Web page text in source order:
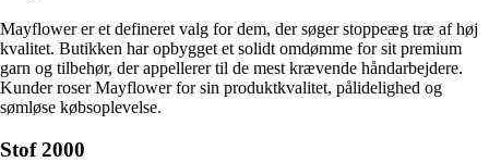
Mayflower er et defineret valg for dem, der søger stoppeæg træ af høj
kvalitet. Butikken har opbygget et solidt omdømme for sit premium
garn og tilbehør, der appellerer til de mest krævende håndarbejdere.
Kunder roser Mayflower for sin produktkvalitet, pålidelighed og
sømløse købsoplevelse.
Stof 2000